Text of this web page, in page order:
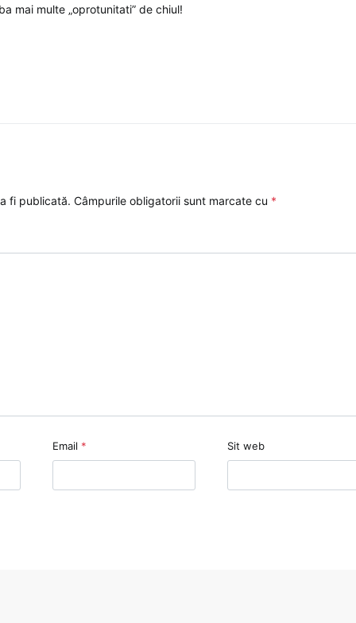
mai multe „oprotunitati” de chiul!
fi publicată. Câmpurile obligatorii sunt marcate cu *
Email * Sit web